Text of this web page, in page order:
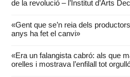
de la revolució – l’Institut d’Arts
«Gent que se’n reia dels
anys ha fet el canvi»
«Era un falangista cabró: als que
orelles i mostrava l’enfilall tot